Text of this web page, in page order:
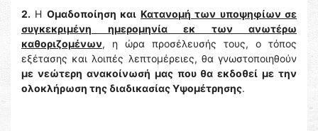
2. Η Ομαδοποίηση και Κατανομή των υποψηφίων σε
συγκεκριμένη ημερομηνία εκ των ανωτέρω
καθοριζομένων, η ώρα προσέλευσής τους, ο τόπος
εξέτασης και λοιπές λεπτομέρειες, θα γνωστοποιηθούν
με νεώτερη ανακοίνωσή μας που θα εκδοθεί με την
ολοκλήρωση της διαδικασίας Υψομέτρησης.